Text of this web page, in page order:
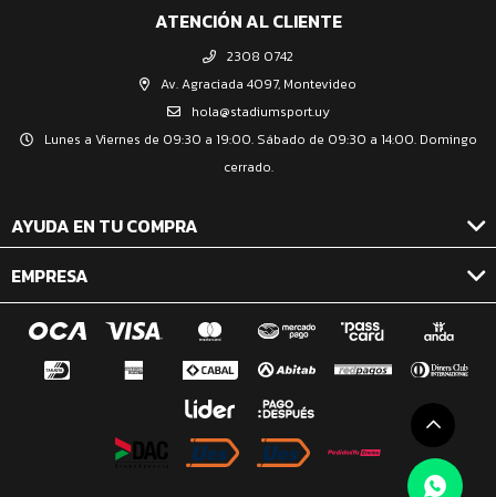
ATENCIÓN AL CLIENTE
2308 0742
Av. Agraciada 4097, Montevideo
hola@stadiumsport.uy
Lunes a Viernes de 09:30 a 19:00. Sábado de 09:30 a 14:00. Domingo
cerrado.
AYUDA EN TU COMPRA
EMPRESA